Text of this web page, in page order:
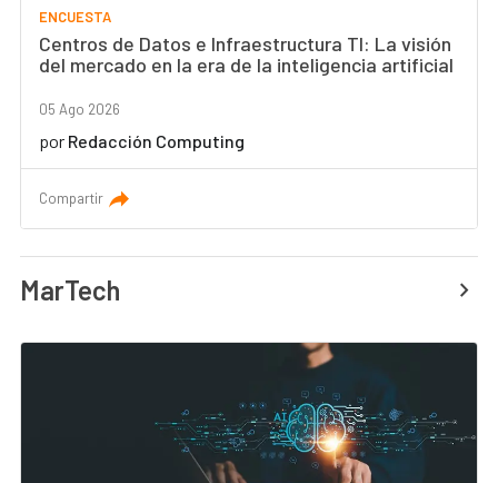
ENCUESTA
Centros de Datos e Infraestructura TI: La visión
del mercado en la era de la inteligencia artificial
05 Ago 2026
por Redacción Computing
Compartir
MarTech